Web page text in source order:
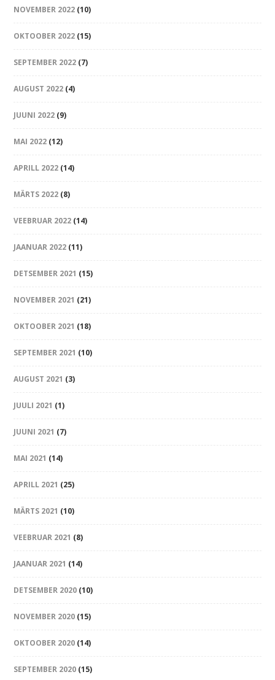
NOVEMBER 2022 (10)
OKTOOBER 2022 (15)
SEPTEMBER 2022 (7)
AUGUST 2022 (4)
JUUNI 2022 (9)
MAI 2022 (12)
APRILL 2022 (14)
MÄRTS 2022 (8)
VEEBRUAR 2022 (14)
JAANUAR 2022 (11)
DETSEMBER 2021 (15)
NOVEMBER 2021 (21)
OKTOOBER 2021 (18)
SEPTEMBER 2021 (10)
AUGUST 2021 (3)
JUULI 2021 (1)
JUUNI 2021 (7)
MAI 2021 (14)
APRILL 2021 (25)
MÄRTS 2021 (10)
VEEBRUAR 2021 (8)
JAANUAR 2021 (14)
DETSEMBER 2020 (10)
NOVEMBER 2020 (15)
OKTOOBER 2020 (14)
SEPTEMBER 2020 (15)